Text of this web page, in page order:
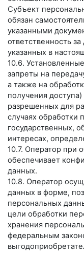
Субъект
обязан
указанными
ответственность
указанных в
10.6.
запреты на
а также на
получения
разрешенных для
случаях обработки
государственных,
интересах,
10.7. Оператор при
обеспечивает
данных.
10.8. Оператор
данных в форме,
персональных
цели обработки
хранения
федеральным